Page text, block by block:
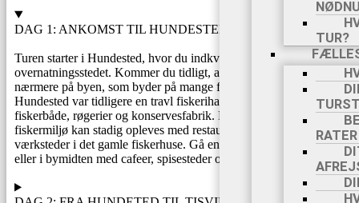
TUR?
RATER
DAG 1: ANKOMST TIL HUNDESTED
Turen starter i Hundested, hvor du indkvarteres på
overnatningsstedet. Kommer du tidligt, anbefaler vi, at du ser
nærmere på byen, som byder på mange fine oplevelser.
Hundested var tidligere en travl fiskerihavn med lodsstation,
fiskerbåde, røgerier og konservesfabrik. En del af det gamle
fiskermiljø kan stadig opleves med restauranter og arbejdende
værksteder i det gamle fiskerhuse. Gå en tur på lystbådehavnen –
eller i bymidten med cafeer, spisesteder og gallerier. (-/-/-)